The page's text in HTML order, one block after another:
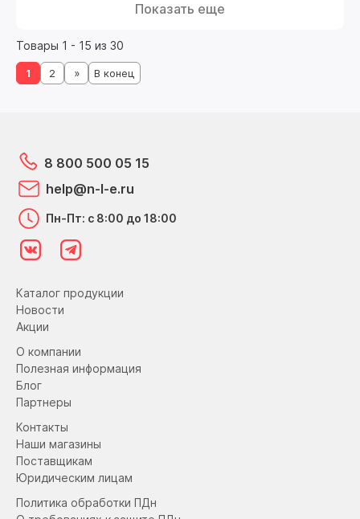
Показать еще
Товары 1 - 15 из 30
1 2 » В конец
Каталог продукции
Новости
Акции
О компании
Полезная информация
Блог
Партнеры
Контакты
Наши магазины
Поставщикам
Юридическим лицам
Политика обработки ПДн
8 800 500 05 15
help@n-l-e.ru
Пн-Пт: с 8:00 до 18:00